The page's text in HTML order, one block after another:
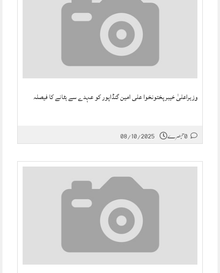
وزیراعلیٰ خیبرپختونخوا علی امین گنڈاپور کو عہدے سے ہٹانے کا فیصلہ
08/10/2025